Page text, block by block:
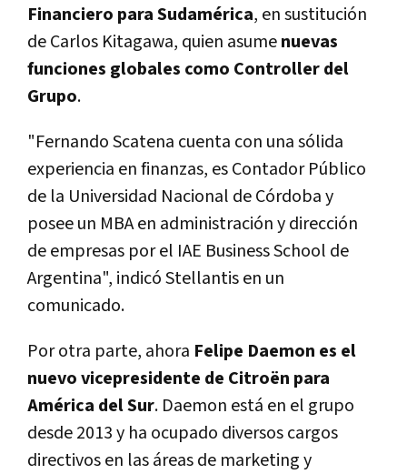
Financiero para Sudamérica, en sustitución
de Carlos Kitagawa, quien asumenuevas
funciones globales como Controller del
Grupo.
"Fernando Scatena cuenta con una sólida
experiencia en finanzas, es Contador Público
de la Universidad Nacional de Córdoba y
posee un MBA en administración y dirección
de empresas por el IAE Business School de
Argentina", indicó Stellantis en un
comunicado.
Por otra parte, ahora Felipe Daemon es el
nuevo vicepresidente de Citroën para
América del Sur. Daemon está en el grupo
desde 2013 y ha ocupado diversos cargos
directivos en las áreas de marketing y